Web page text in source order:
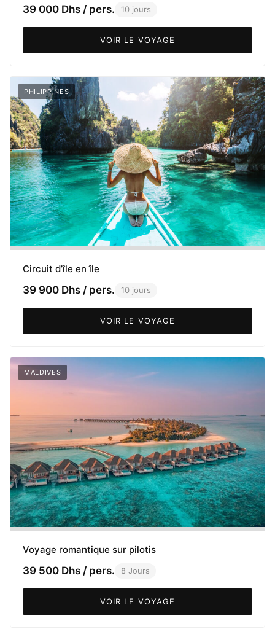
39 000 Dhs / pers. 10 jours
VOIR LE VOYAGE
PHILIPPINES
Circuit d’île en île
39 900 Dhs / pers. 10 jours
VOIR LE VOYAGE
MALDIVES
Voyage romantique sur pilotis
39 500 Dhs / pers. 8 Jours
VOIR LE VOYAGE